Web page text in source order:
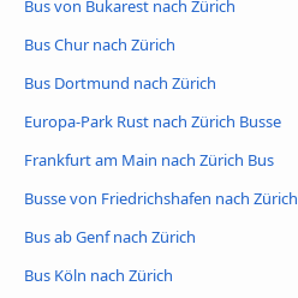
Bus von Bukarest nach Zürich
Bus Chur nach Zürich
Bus Dortmund nach Zürich
Europa-Park Rust nach Zürich Busse
Frankfurt am Main nach Zürich Bus
Busse von Friedrichshafen nach Zürich
Bus ab Genf nach Zürich
Bus Köln nach Zürich